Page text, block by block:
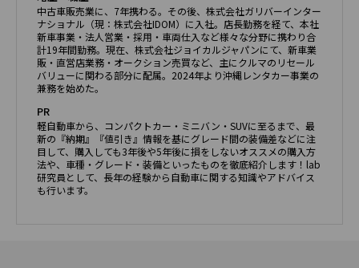
中古車販売業に、7年携わる。その後、株式会社ガリバーインター
ナショナル（現：株式会社IDOM）に入社。店長勤務を経て、本社
新車事業・法人営業・採用・車両仕入など様々な分野に携わり合
計19年間勤務。現在、株式会社ジョイカルジャパンにて、新車業
販・直営店業務・オークション売買など、主にクルマのリセール
バリューに関わる部分に配属。2024年より沖縄レンタカー事業の
兼務を始めた。
PR
軽自動車から、コンパクトカー・ミニバン・SUVに至るまで、最
新の『納期』『値引き』情報を基にグレード間の装備差などに注
目して、購入しても3年後や5年後に損をしないオススメの購入方
法や、車種・グレード・装備といったものを徹底紹介します！lab
研究員として、長年の経験から自動車に関する知識やアドバイス
も行います。